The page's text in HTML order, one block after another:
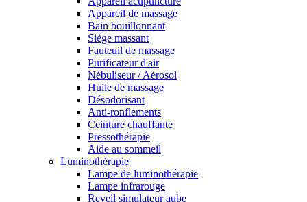
Appareil de massage
Bain bouillonnant
Siège massant
Fauteuil de massage
Purificateur d'air
Nébuliseur / Aérosol
Huile de massage
Désodorisant
Anti-ronflements
Ceinture chauffante
Pressothérapie
Aide au sommeil
Luminothérapie
Lampe de luminothérapie
Lampe infrarouge
Reveil simulateur aube